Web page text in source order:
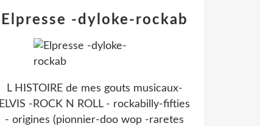
Elpresse -dyloke-rockab
L HISTOIRE de mes gouts musicaux-
ELVIS -ROCK N ROLL - rockabilly-fifties
- origines (pionnier-doo wop -raretes